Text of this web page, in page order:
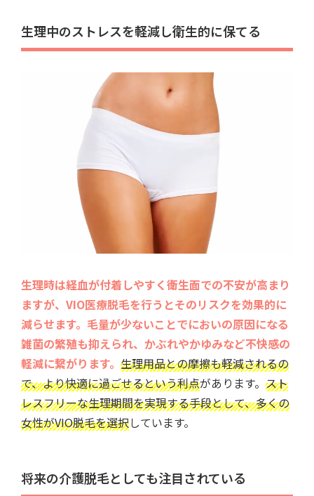
生理中のストレスを軽減し衛生的に保てる
生理時は経血が付着しやすく衛生面での不安が高まり
ますが、VIO医療脱毛を行うとそのリスクを効果的に
減らせます。毛量が少ないことでにおいの原因になる
雑菌の繁殖も抑えられ、かぶれやかゆみなど不快感の
軽減に繋がります。 生理用品との摩擦も軽減されるの
で、より快適に過ごせるという利点があります。 スト
レスフリーな生理期間を実現する手段として、多くの
女性がVIO脱毛を選択しています。
将来の介護脱毛としても注目されている